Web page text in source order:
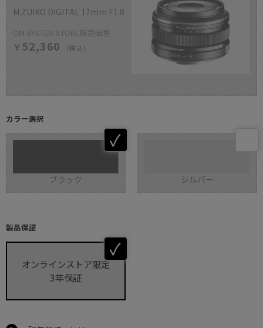
M.ZUIKO DIGITAL 17mm F1.8
OM SYSTEM STORE販売価格
￥ 52,360 (税込)
カラー選択
ブラック シルバー
製品保証
オンラインストア限定
3年保証